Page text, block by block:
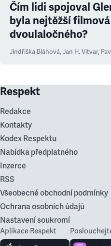
Čím lidi spojoval
byla nejtěžší
dvoulaločného?
Jindřiška Bláhová, Jan H. Vitvar,
Respekt
Redakce
Kontakty
Kodex Respektu
Nabídka předplatného
Inzerce
RSS
Všeobecné obchodní podmínky
Ochrana osobních údajů
Nastavení soukromí
Aplikace Respekt